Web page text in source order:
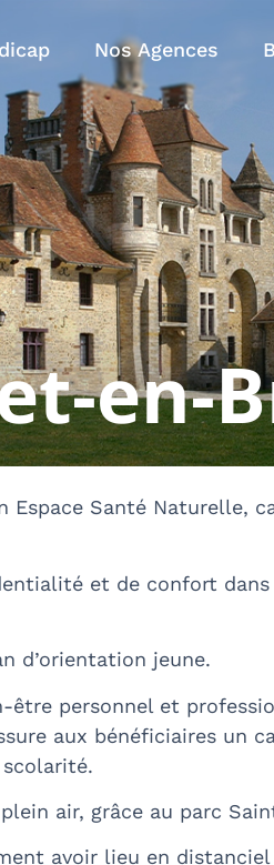
Nos Agences
en-
Espace Santé Naturelle,
et de confort
d’orientation jeune.
personnel et
aux bénéficiaires un
scolarité.
air, grâce au parc
avoir lieu en